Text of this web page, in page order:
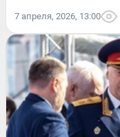
7 апреля, 2026, 13:00